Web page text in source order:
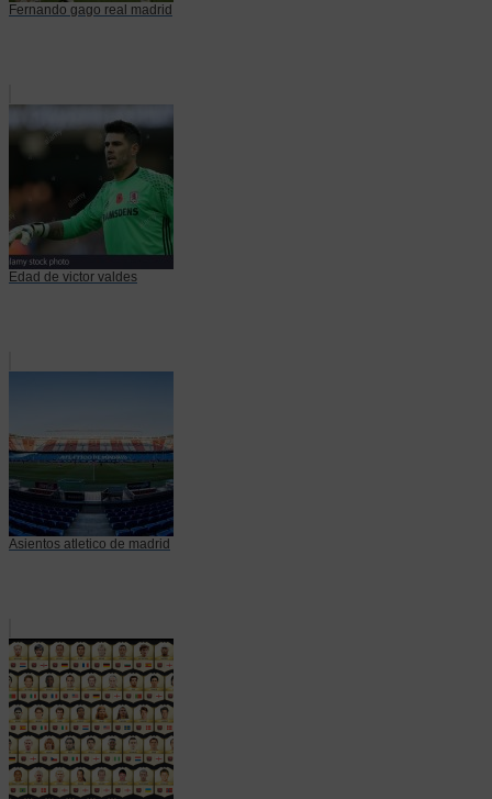
Fernando gago real madrid
Edad de victor valdes
Asientos atletico de madrid